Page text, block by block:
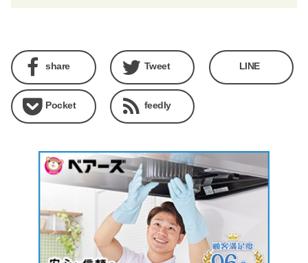
share Tweet LINE
Pocket feedly